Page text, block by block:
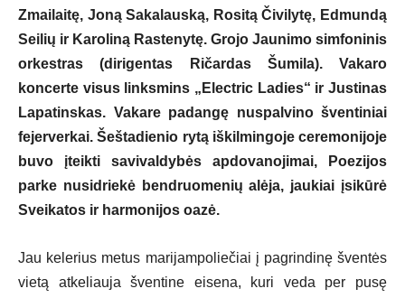
Zmailaitę, Joną Sakalauską, Rositą Čivilytę, Edmundą
Seilių ir Karoliną Rastenytę. Grojo Jaunimo simfoninis
orkestras (dirigentas Ričardas Šumila). Vakaro
koncerte visus linksmins „Electric Ladies“ ir Justinas
Lapatinskas. Vakare padangę nuspalvino šventiniai
fejerverkai. Šeštadienio rytą iškilmingoje ceremonijoje
buvo įteikti savivaldybės apdovanojimai, Poezijos
parke nusidriekė bendruomenių alėja, jaukiai įsikūrė
Sveikatos ir harmonijos oazė.
Jau kelerius metus marijampoliečiai į pagrindinę šventės
vietą atkeliauja šventine eisena, kuri veda per pusę